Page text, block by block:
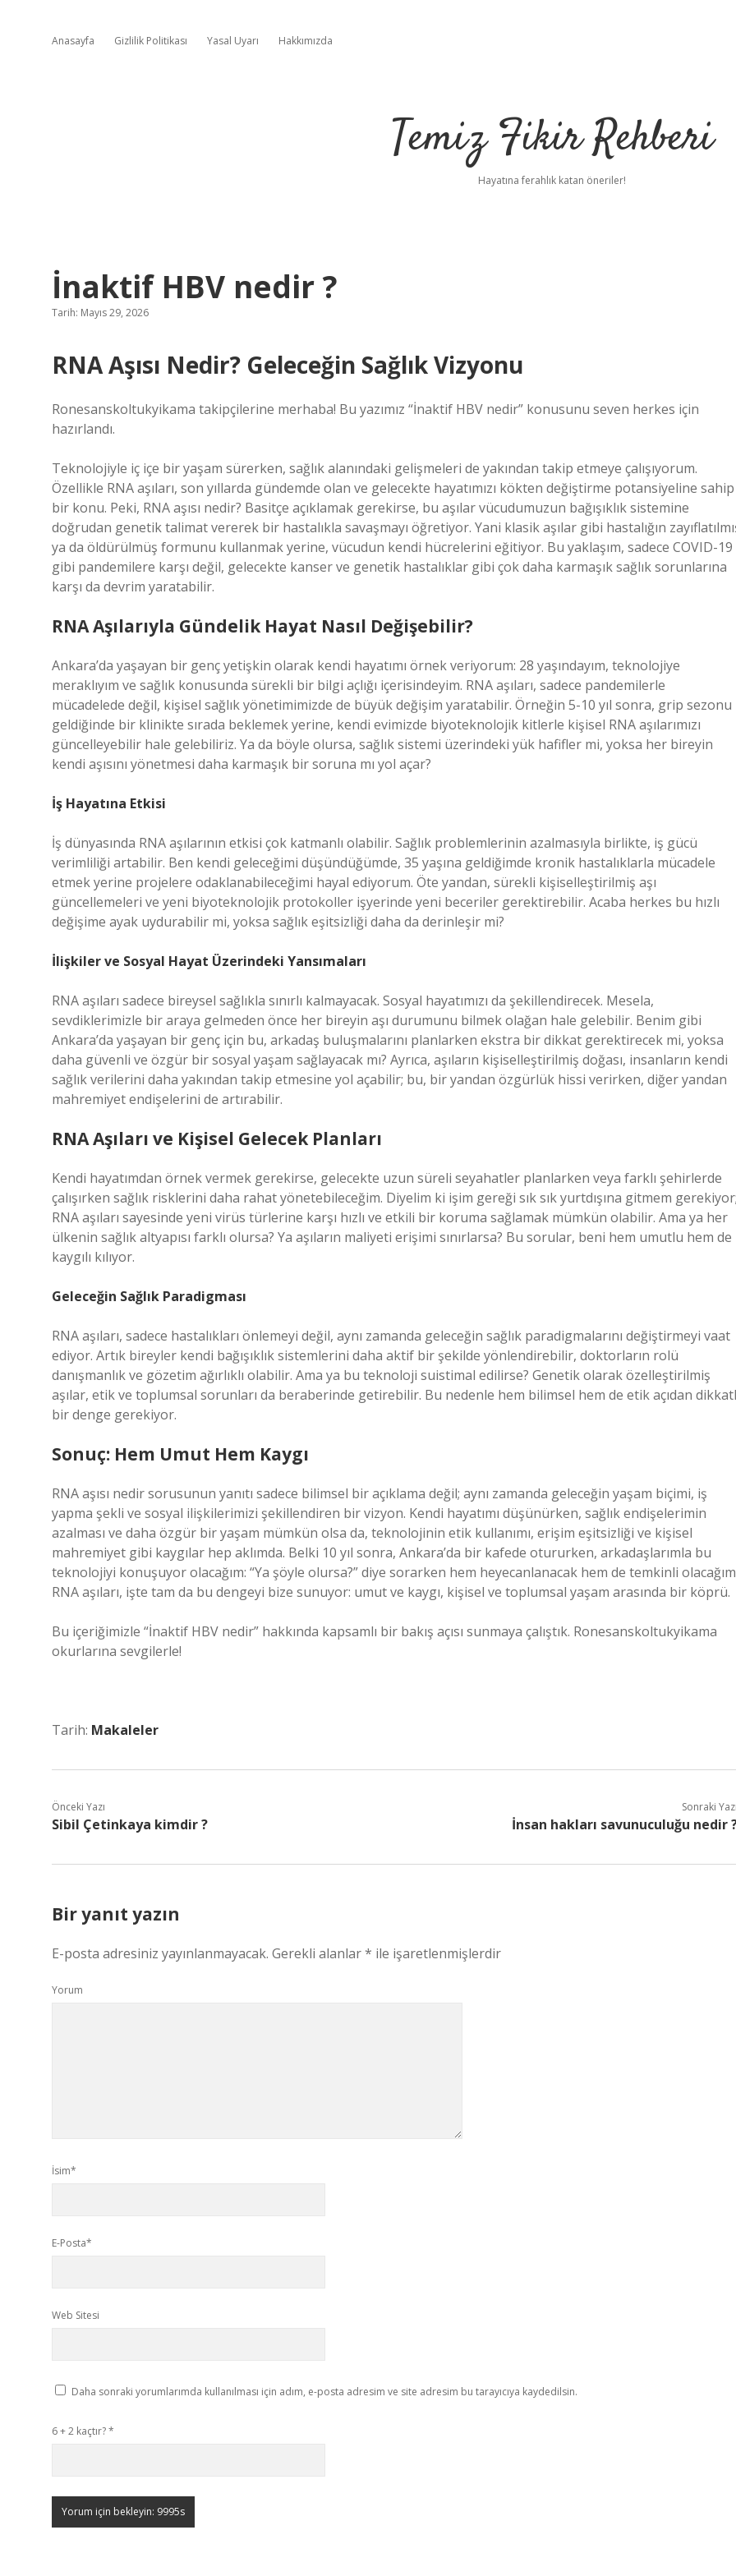
Anasayfa Gizlilik Politikası Yasal Uyarı Hakkımızda
Temiz Fikir Rehberi
Hayatına ferahlık katan öneriler!
İnaktif HBV nedir ?
Tarih: Mayıs 29, 2026
RNA Aşısı Nedir? Geleceğin Sağlık Vizyonu
Ronesanskoltukyikama takipçilerine merhaba! Bu yazımız “İnaktif HBV nedir” konusunu seven herkes için
hazırlandı.
Teknolojiyle iç içe bir yaşam sürerken, sağlık alanındaki gelişmeleri de yakından takip etmeye çalışıyorum.
Özellikle RNA aşıları, son yıllarda gündemde olan ve gelecekte hayatımızı kökten değiştirme potansiyeline sahip
bir konu. Peki, RNA aşısı nedir? Basitçe açıklamak gerekirse, bu aşılar vücudumuzun bağışıklık sistemine
doğrudan genetik talimat vererek bir hastalıkla savaşmayı öğretiyor. Yani klasik aşılar gibi hastalığın
ya da öldürülmüş formunu kullanmak yerine, vücudun kendi hücrelerini eğitiyor. Bu yaklaşım, sadece COVID-19
gibi pandemilere karşı değil, gelecekte kanser ve genetik hastalıklar gibi çok daha karmaşık sağlık sorunlarına
karşı da devrim yaratabilir.
RNA Aşılarıyla Gündelik Hayat Nasıl Değişebilir?
Ankara’da yaşayan bir genç yetişkin olarak kendi hayatımı örnek veriyorum: 28 yaşındayım, teknolojiye
meraklıyım ve sağlık konusunda sürekli bir bilgi açlığı içerisindeyim. RNA aşıları, sadece pandemilerle
mücadelede değil, kişisel sağlık yönetimimizde de büyük değişim yaratabilir. Örneğin 5-10 yıl sonra, grip sezonu
geldiğinde bir klinikte sırada beklemek yerine, kendi evimizde biyoteknolojik kitlerle kişisel RNA aşılarımızı
güncelleyebilir hale gelebiliriz. Ya da böyle olursa, sağlık sistemi üzerindeki yük hafifler mi, yoksa her bireyin
kendi aşısını yönetmesi daha karmaşık bir soruna mı yol açar?
İş Hayatına Etkisi
İş dünyasında RNA aşılarının etkisi çok katmanlı olabilir. Sağlık problemlerinin azalmasıyla birlikte, iş gücü
verimliliği artabilir. Ben kendi geleceğimi düşündüğümde, 35 yaşına geldiğimde kronik hastalıklarla mücadele
etmek yerine projelere odaklanabileceğimi hayal ediyorum. Öte yandan, sürekli kişiselleştirilmiş aşı
güncellemeleri ve yeni biyoteknolojik protokoller işyerinde yeni beceriler gerektirebilir. Acaba herkes bu hızlı
değişime ayak uydurabilir mi, yoksa sağlık eşitsizliği daha da derinleşir mi?
İlişkiler ve Sosyal Hayat Üzerindeki Yansımaları
RNA aşıları sadece bireysel sağlıkla sınırlı kalmayacak. Sosyal hayatımızı da şekillendirecek. Mesela,
sevdiklerimizle bir araya gelmeden önce her bireyin aşı durumunu bilmek olağan hale gelebilir. Benim gibi
Ankara’da yaşayan bir genç için bu, arkadaş buluşmalarını planlarken ekstra bir dikkat gerektirecek mi, yoksa
daha güvenli ve özgür bir sosyal yaşam sağlayacak mı? Ayrıca, aşıların kişiselleştirilmiş doğası, insanların kendi
sağlık verilerini daha yakından takip etmesine yol açabilir; bu, bir yandan özgürlük hissi verirken, diğer yandan
mahremiyet endişelerini de artırabilir.
RNA Aşıları ve Kişisel Gelecek Planları
Kendi hayatımdan örnek vermek gerekirse, gelecekte uzun süreli seyahatler planlarken veya farklı şehirlerde
çalışırken sağlık risklerini daha rahat yönetebileceğim. Diyelim ki işim gereği sık sık yurtdışına gitmem gerekiyor;
RNA aşıları sayesinde yeni virüs türlerine karşı hızlı ve etkili bir koruma sağlamak mümkün olabilir. Ama ya her
ülkenin sağlık altyapısı farklı olursa? Ya aşıların maliyeti erişimi sınırlarsa? Bu sorular, beni hem umutlu hem de
kaygılı kılıyor.
Geleceğin Sağlık Paradigması
RNA aşıları, sadece hastalıkları önlemeyi değil, aynı zamanda geleceğin sağlık paradigmalarını değiştirmeyi vaat
ediyor. Artık bireyler kendi bağışıklık sistemlerini daha aktif bir şekilde yönlendirebilir, doktorların rolü
danışmanlık ve gözetim ağırlıklı olabilir. Ama ya bu teknoloji suistimal edilirse? Genetik olarak özelleştirilmiş
aşılar, etik ve toplumsal sorunları da beraberinde getirebilir. Bu nedenle hem bilimsel hem de etik açıdan
bir denge gerekiyor.
Sonuç: Hem Umut Hem Kaygı
RNA aşısı nedir sorusunun yanıtı sadece bilimsel bir açıklama değil; aynı zamanda geleceğin yaşam biçimi, iş
yapma şekli ve sosyal ilişkilerimizi şekillendiren bir vizyon. Kendi hayatımı düşünürken, sağlık endişelerimin
azalması ve daha özgür bir yaşam mümkün olsa da, teknolojinin etik kullanımı, erişim eşitsizliği ve kişisel
mahremiyet gibi kaygılar hep aklımda. Belki 10 yıl sonra, Ankara’da bir kafede otururken, arkadaşlarımla bu
teknolojiyi konuşuyor olacağım: “Ya şöyle olursa?” diye sorarken hem heyecanlanacak hem de temkinli
RNA aşıları, işte tam da bu dengeyi bize sunuyor: umut ve kaygı, kişisel ve toplumsal yaşam arasında bir köprü.
Bu içeriğimizle “İnaktif HBV nedir” hakkında kapsamlı bir bakış açısı sunmaya çalıştık. Ronesanskoltukyikama
okurlarına sevgilerle!
Tarih: Makaleler
Önceki Yazı
Sibil Çetinkaya kimdir ?
Sonraki Yazı
İnsan hakları savunuculuğu nedir
Bir yanıt yazın
E-posta adresiniz yayınlanmayacak. Gerekli alanlar* ile işaretlenmişlerdir
Yorum
İsim*
E-Posta*
Web Sitesi
Daha sonraki yorumlarımda kullanılması için adım, e-posta adresim ve site adresim bu tarayıcıya kaydedilsin.
6 + 2 kaçtır?*